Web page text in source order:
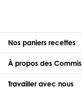
Nos paniers recettes
À propos des Commis
Travailler avec nous